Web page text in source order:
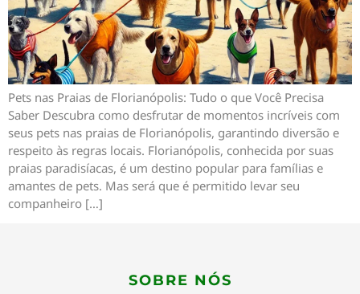
Pets nas Praias de Florianópolis: Tudo o que Você Precisa
Saber Descubra como desfrutar de momentos incríveis com
seus pets nas praias de Florianópolis, garantindo diversão e
respeito às regras locais. Florianópolis, conhecida por suas
praias paradisíacas, é um destino popular para famílias e
amantes de pets. Mas será que é permitido levar seu
companheiro […]
SOBRE NÓS